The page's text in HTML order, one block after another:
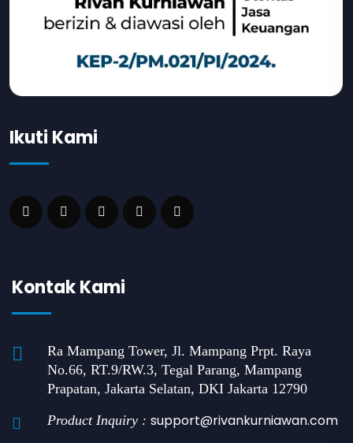
Ikuti Kami
Kontak Kami
Ra Mampang Tower, Jl. Mampang Prpt. Raya
No.66, RT.9/RW.3, Tegal Parang, Mampang
Prapatan, Jakarta Selatan, DKI Jakarta 12790
Product Inquiry : support@rivankurniawan.com